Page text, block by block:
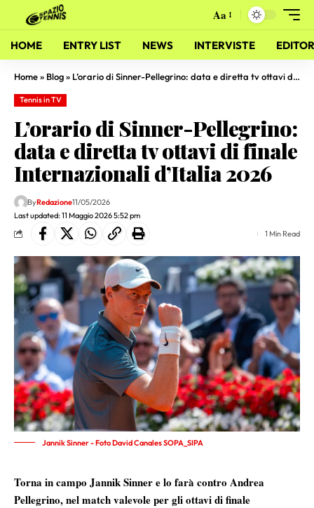
Aa
HOME ENTRY LIST NEWS INTERVISTE
Home» Blog» L’orario di Sinner-Pellegrino: data e diretta tv ottavi di finale Internazionali d’Italia 2026
Tennis in TV
L’orario di Sinner-Pellegrino:
data e diretta tv ottavi di finale
Internazionali d’Italia 2026
Last updated: 11 Maggio 2026 5:52 pm
ByRedazione11/05/2026
1 Min Read
Jannik Sinner - Foto David Canales SOPA_SIPA
Torna in campo Jannik Sinner e lo farà contro Andrea
Pellegrino, nel match valevole per gli ottavi di finale